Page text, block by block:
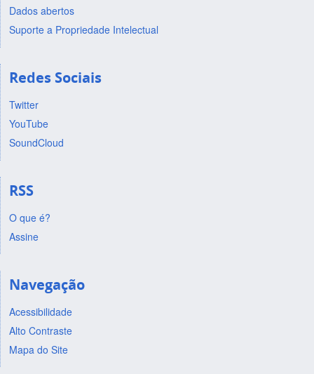
Dados abertos
Suporte a Propriedade Intelectual
Redes Sociais
Twitter
YouTube
SoundCloud
RSS
O que é?
Assine
Navegação
Acessibilidade
Alto Contraste
Mapa do Site